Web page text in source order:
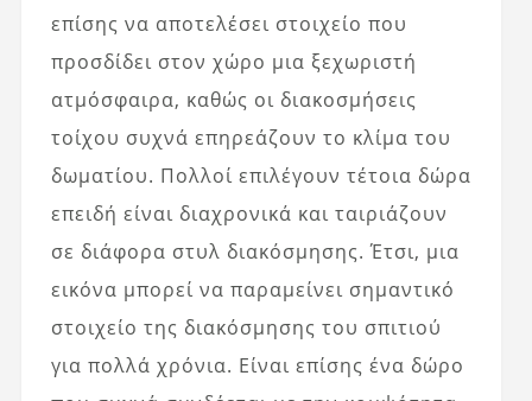
επίσης να αποτελέσει στοιχείο που
προσδίδει στον χώρο μια ξεχωριστή
ατμόσφαιρα, καθώς οι διακοσμήσεις
τοίχου συχνά επηρεάζουν το κλίμα του
δωματίου. Πολλοί επιλέγουν τέτοια δώρα
επειδή είναι διαχρονικά και ταιριάζουν
σε διάφορα στυλ διακόσμησης. Έτσι, μια
εικόνα μπορεί να παραμείνει σημαντικό
στοιχείο της διακόσμησης του σπιτιού
για πολλά χρόνια. Είναι επίσης ένα δώρο